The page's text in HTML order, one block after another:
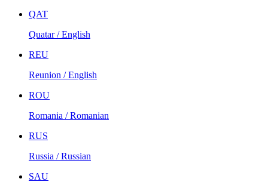
QAT
Quatar / English
REU
Reunion / English
ROU
Romania / Romanian
RUS
Russia / Russian
SAU